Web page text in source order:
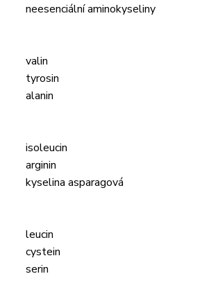
neesenciální aminokyseliny
valin
tyrosin
alanin
isoleucin
arginin
kyselina asparagová
leucin
cystein
serin